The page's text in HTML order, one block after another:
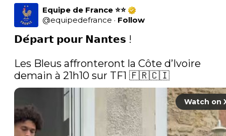
Equipe de France ⭐⭐
@equipedefrance · Follow
𝗗𝗲́𝗽𝗮𝗿𝘁 𝗽𝗼𝘂𝗿 𝗡𝗮𝗻𝘁𝗲𝘀 !
Les Bleus affronteront la Côte d’Ivoire
demain à 21h10 sur TF1 🇫🇷🇨🇮
Watch on